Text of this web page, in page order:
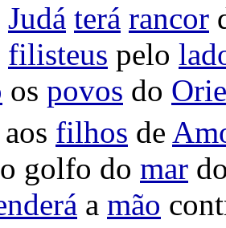
Judá terá rancor
filisteus pelo
os povos do
filhos de
o golfo do mar
a mão